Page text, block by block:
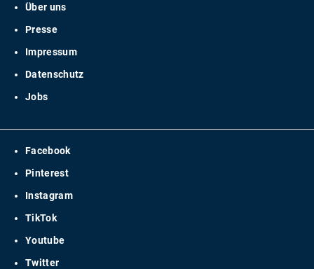
Über uns
Presse
Impressum
Datenschutz
Jobs
Facebook
Pinterest
Instagram
TikTok
Youtube
Twitter